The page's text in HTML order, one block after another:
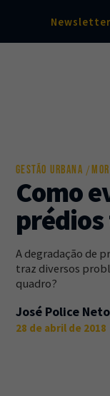
Newsletter
GESTÃO URBANA
Como
A degradação de
traz diversos
quadro?
José Police Neto
28 de abril de 2018